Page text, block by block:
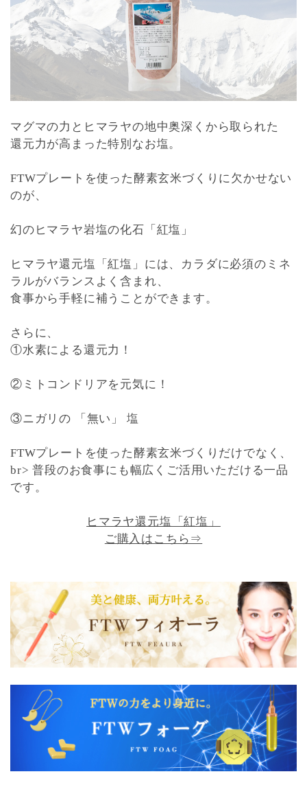
マグマの力とヒマラヤの地中奥深くから取られた
還元力が高まった特別なお塩。
FTWプレートを使った酵素玄米づくりに欠かせない
のが、
幻のヒマラヤ岩塩の化石「紅塩」
ヒマラヤ還元塩「紅塩」には、カラダに必須のミネ
ラルがバランスよく含まれ、
食事から手軽に補うことができます。
さらに、
①水素による還元力！
②ミトコンドリアを元気に！
③ニガリの 「無い」 塩
FTWプレートを使った酵素玄米づくりだけでなく、
br> 普段のお食事にも幅広くご活用いただける一品
です。
ヒマラヤ還元塩「紅塩」
ご購入はこちら⇒